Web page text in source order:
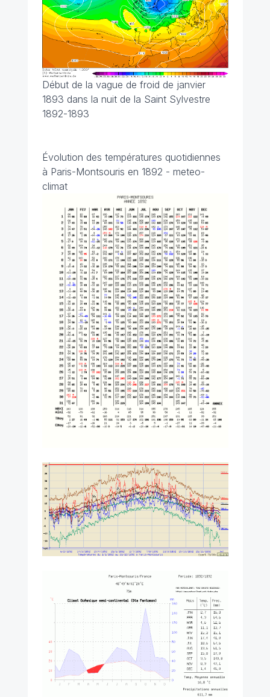
Début de la vague de froid de janvier
1893 dans la nuit de la Saint Sylvestre
1892-1893
Évolution des températures quotidiennes
à Paris-Montsouris en 1892 - meteo-
climat